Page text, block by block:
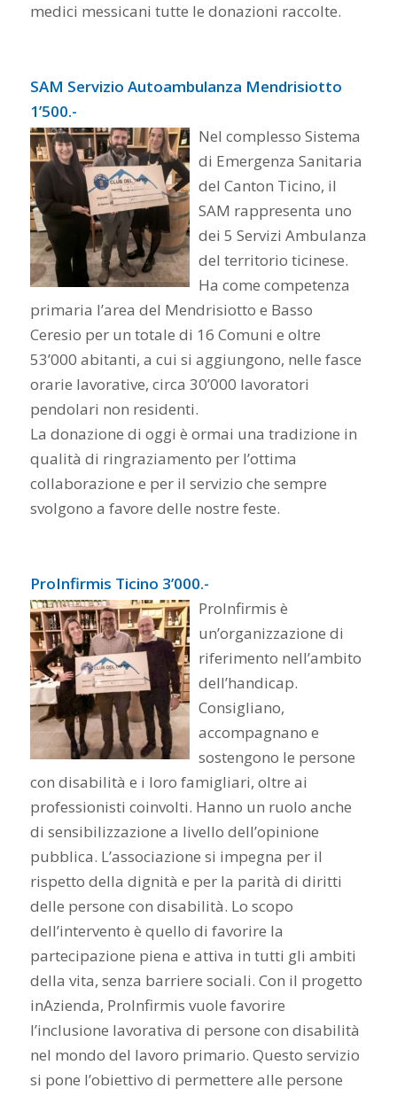
medici messicani tutte le donazioni raccolte.
SAM Servizio Autoambulanza Mendrisiotto
1’500.-
Nel complesso Sistema
di Emergenza Sanitaria
del Canton Ticino, il
SAM rappresenta uno
dei 5 Servizi Ambulanza
del territorio ticinese.
Ha come competenza
primaria l’area del Mendrisiotto e Basso
Ceresio per un totale di 16 Comuni e oltre
53’000 abitanti, a cui si aggiungono, nelle fasce
orarie lavorative, circa 30’000 lavoratori
pendolari non residenti.
La donazione di oggi è ormai una tradizione in
qualità di ringraziamento per l’ottima
collaborazione e per il servizio che sempre
svolgono a favore delle nostre feste.
ProInfirmis Ticino 3’000.-
ProInfirmis è
un’organizzazione di
riferimento nell’ambito
dell’handicap.
Consigliano,
accompagnano e
sostengono le persone
con disabilità e i loro famigliari, oltre ai
professionisti coinvolti. Hanno un ruolo anche
di sensibilizzazione a livello dell’opinione
pubblica. L’associazione si impegna per il
rispetto della dignità e per la parità di diritti
delle persone con disabilità. Lo scopo
dell’intervento è quello di favorire la
partecipazione piena e attiva in tutti gli ambiti
della vita, senza barriere sociali. Con il progetto
inAzienda, ProInfirmis vuole favorire
l’inclusione lavorativa di persone con disabilità
nel mondo del lavoro primario. Questo servizio
si pone l’obiettivo di permettere alle persone